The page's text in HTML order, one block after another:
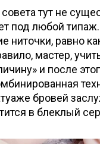
тут не
под любой
ниточки, равно
мастер,
и после
бровей
в блеклый